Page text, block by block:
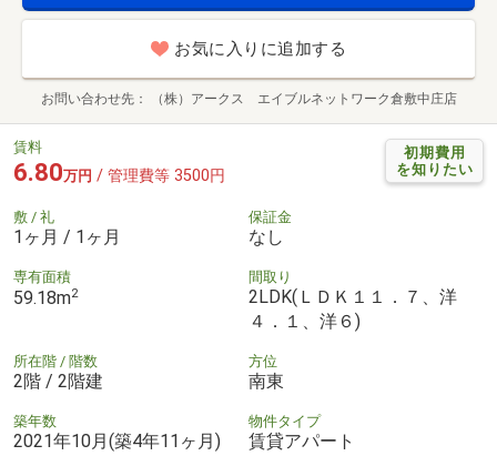
お気に入りに追加する
お問い合わせ先 （株）アークス エイブルネットワーク倉敷中庄店
初期費用
を知りたい
賃料
6.80万円 / 管理費等 3500円
敷 / 礼
1ヶ月 / 1ヶ月
保証金
なし
専有面積
59.18m2
間取り
2LDK(ＬＤＫ１１．７、洋
４．１、洋６)
所在階 / 階数
2階 / 2階建
方位
南東
築年数
2021年10月(築4年11ヶ月)
物件タイプ
賃貸アパート